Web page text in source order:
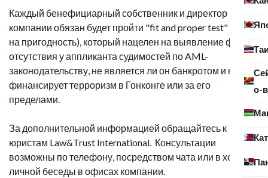
о-
Каждый бенефициарный собственник и директор
компании обязан будет пройти "fit and proper test" (тест
на пригодность), который нацелен на выявление факта
отсутствия у аппликанта судимостей по AML-
законодательству, не является ли он банкротом и не
финансирует терроризм в Гонконге или за его
пределами.
За дополнительной информацией обращайтесь к
юристам Law&Trust International. Консультации
возможны по телефону, посредством чата или в ходе
личной беседы в офисах компании.